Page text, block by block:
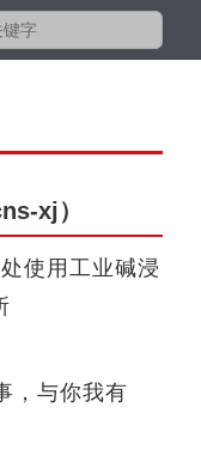
xj）
使用工业碱浸
，与你我有